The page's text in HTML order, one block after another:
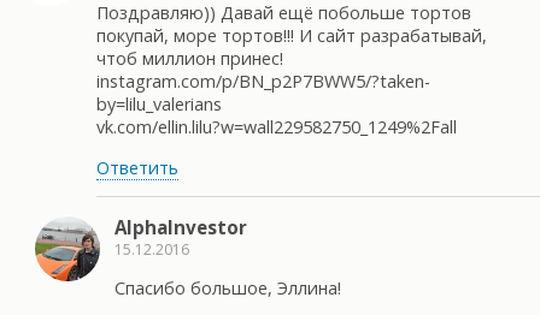
Поздравляю)) Давай ещё побольше тортов
покупай, море тортов!!! И сайт разрабатывай,
чтоб миллион принес!
instagram.com/p/BN_p2P7BWW5/?taken-
by=lilu_valerians
vk.com/ellin.lilu?w=wall229582750_1249%2Fall
Ответить
AlphaInvestor
15.12.2016
Спасибо большое, Эллина!